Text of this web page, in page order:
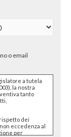
o email
a tutela
la nostra
tanto
dei
eccedenza al
per